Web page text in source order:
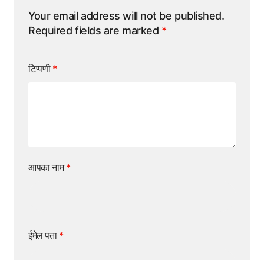
Your email address will not be published.
Required fields are marked *
टिप्पणी *
आपका नाम*
ईमेल पता *